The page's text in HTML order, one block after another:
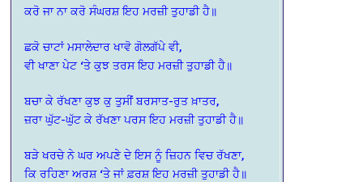
ਕਰੋ ਜਾ ਨਾ ਕਰੋ ਸੰਘਰਸ਼ ਇਹ ਮਰਜ਼ੀ ਤੁਹਾਡੀ ਹੈ॥
ਛਕੋ ਚਾਟਾਂ ਮਸਾਲੇਦਾਰ ਖਾਵੋ ਗੋਲਗੱਪੇ ਵੀ,
ਵੀ ਖਾਣਾ ਪੇਟ ‘ਤੇ ਕੁਝ ਤਰਸ ਇਹ ਮਰਜ਼ੀ ਤੁਹਾਡੀ ਹੈ॥
ਬਚਾ ਕੇ ਰੱਖਣਾ ਕੁਝ ਕੁ ਤੁਸੀਂ ਬਰਸਾਤ-ਰੁਤ ਖ਼ਾਤਰ,
ਜ਼ਰਾ ਘੁੱਟ-ਘੁੱਟ ਕੇ ਰੱਖਣਾ ਪਰਸ ਇਹ ਮਰਜ਼ੀ ਤੁਹਾਡੀ ਹੈ॥
ਬੜੇ ਖਰਚੇ ਨੇ ਘਰ ਅਪਣੇ ਦੇ ਇਸ ਨੂੰ ਜ਼ਿਹਨ ਵਿਚ ਰੱਖਣਾ,
ਕਿ ਰਹਿਣਾ ਅਰਸ਼ ‘ਤੇ ਜਾਂ ਫ਼ਰਸ਼ ਇਹ ਮਰਜ਼ੀ ਤੁਹਾਡੀ ਹੈ॥